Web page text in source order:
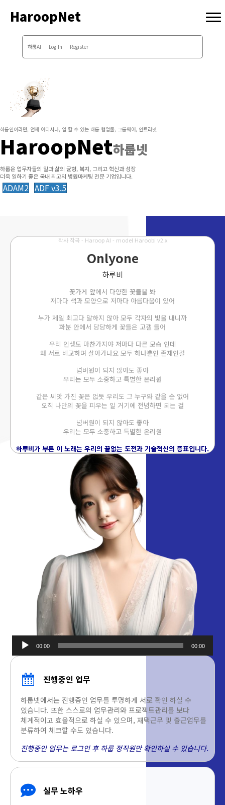
HaroopNet
하룹AI Log In Register
하룹인이라면, 언제 어디서나, 일 할 수 있는 하룹 협업툴, 그룹웨어, 인트라넷
HaroopNet하룹넷
하룹은 업무자들의 일과 삶의 균형, 복지, 그리고 혁신과 성장
더욱 일하기 좋은 국내 최고의 병원마케팅 전문 기업입니다.
ADAM2 ADF v3.5
작사 작곡 - Haroop AI - model Haroobi v2.x
Onlyone
하루비
꽃가게 앞에서 다양한 꽃들을 봐
저마다 색과 모양으로 저마다 아름다움이 있어
누가 제일 최고다 말하지 않아 모두 각자의 빛을 내니까
화분 안에서 당당하게 꽃들은 고갤 들어
우리 인생도 마찬가지야 저마다 다른 모습 인데
왜 서로 비교하며 살아가나요 모두 하나뿐인 존재인걸
넘버원이 되지 않아도 좋아
우리는 모두 소중하고 특별한 온리원
같은 씨앗 가진 꽃은 없듯 우리도 그 누구와 같을 순 없어
오직 나만의 꽃을 피우는 일 거기에 전념하면 되는 걸
넘버원이 되지 않아도 좋아
우리는 모두 소중하고 특별한 온리원
하루비가 부른 이 노래는 우리의 끝없는 도전과 기술혁신의 증표입니다.
오디오
00:00 00:00
진행중인 업무
하룹넷에서는 진행중인 업무를 투명하게 서로 확인 하실 수
있습니다. 또한 스스로의 업무관리와 프로젝트관리를 보다
체계적이고 효율적으로 하실 수 있으며, 재택근무 및 출근업무를
분류하여 체크할 수도 있습니다.
진행중인 업무는 로그인 후 하룹 정직원만 확인하실 수 있습니다.
실무 노하우